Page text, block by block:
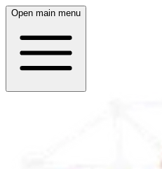
Open main menu